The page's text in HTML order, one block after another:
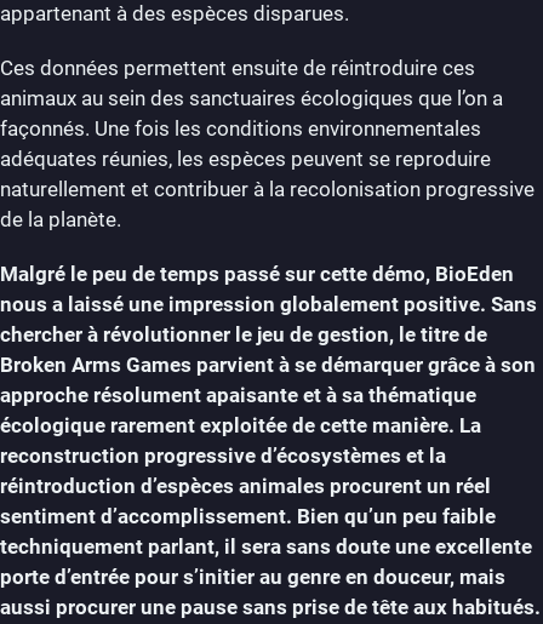
appartenant à des espèces disparues.
Ces données permettent ensuite de réintroduire ces
animaux au sein des sanctuaires écologiques que l’on a
façonnés. Une fois les conditions environnementales
adéquates réunies, les espèces peuvent se reproduire
naturellement et contribuer à la recolonisation progressive
de la planète.
Malgré le peu de temps passé sur cette démo, BioEden
nous a laissé une impression globalement positive. Sans
chercher à révolutionner le jeu de gestion, le titre de
Broken Arms Games parvient à se démarquer grâce à son
approche résolument apaisante et à sa thématique
écologique rarement exploitée de cette manière. La
reconstruction progressive d’écosystèmes et la
réintroduction d’espèces animales procurent un réel
sentiment d’accomplissement. Bien qu’un peu faible
techniquement parlant, il sera sans doute une excellente
porte d’entrée pour s’initier au genre en douceur, mais
aussi procurer une pause sans prise de tête aux habitués.